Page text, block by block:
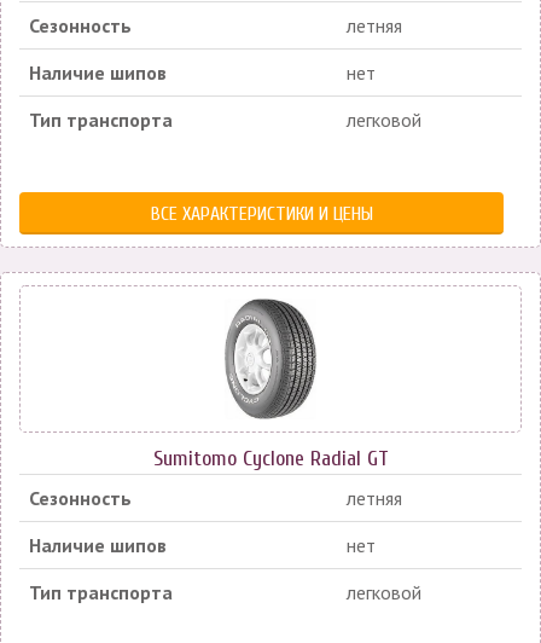
Сезонность
летняя
Наличие шипов
нет
Тип транспорта
легковой
ВСЕ ХАРАКТЕРИСТИКИ И ЦЕНЫ
Sumitomo Cyclone Radial GT
Сезонность
летняя
Наличие шипов
нет
Тип транспорта
легковой